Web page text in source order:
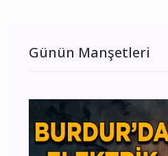
Günün Manşetleri